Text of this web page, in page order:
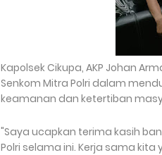
Kapolsek Cikupa, AKP Johan
Senkom Mitra Polri dalam
keamanan dan ketertiban
"Saya ucapkan terima kasih
Polri selama ini. Kerja sama